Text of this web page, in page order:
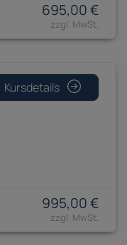
695,00 €
Kursdetails
995,00 €